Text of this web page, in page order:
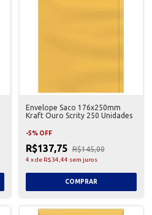
Envelope Saco 176x250mm
Kraft Ouro Scrity 250 Unidades
-5% OFF
R$137,75 R$145,00
4 xde R$34,44 sem juros